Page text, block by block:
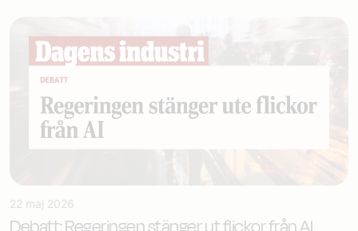
22 maj 2026